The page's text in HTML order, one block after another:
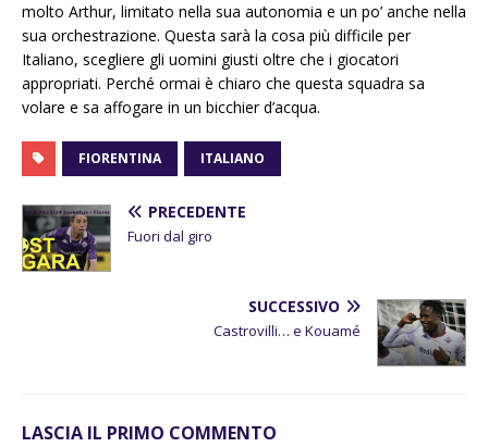
molto Arthur, limitato nella sua autonomia e un po’ anche nella
sua orchestrazione. Questa sarà la cosa più difficile per
Italiano, scegliere gli uomini giusti oltre che i giocatori
appropriati. Perché ormai è chiaro che questa squadra sa
volare e sa affogare in un bicchier d’acqua.
FIORENTINA ITALIANO
PRECEDENTE
Fuori dal giro
SUCCESSIVO
Castrovilli… e Kouamé
LASCIA IL PRIMO COMMENTO